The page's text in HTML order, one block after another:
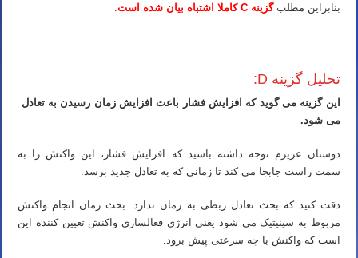
بنابراین مطلبگزینه C کاملا اشتباه بیان شده است
تحلیل گزینه D:
این گزینه می گوید که افزایش فشار باعث افزایش زمان رسیدن به تعادل
می شود.
دوستان عزیزم توجه داشته باشید که افزایش فشار، این واکنش را به
سمت راست جابجا می کند تا زمانی که به تعادل جدید برسد.
دقت کنید که بحث تعادل ربطی به زمان ندارد. بحث زمان انجام واکنش
مربوط به سینیتیک می شود یعنی انرژی فعالسازی واکنش تعیین کننده این
است که واکنش با چه سرعتی پیش برود.